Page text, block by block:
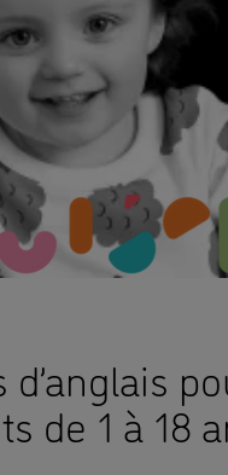
d’anglais
de 1 à 18